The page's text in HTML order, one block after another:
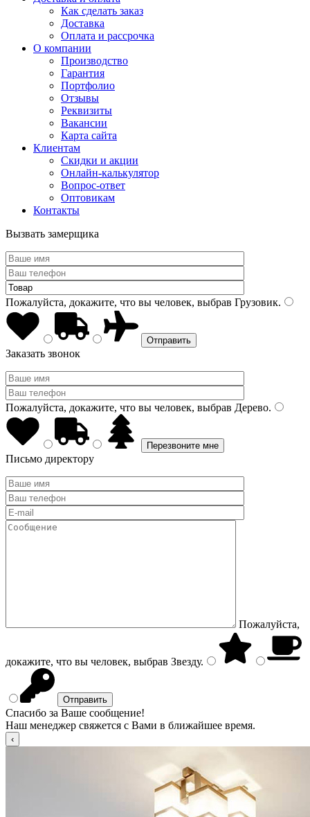
Как сделать заказ
Доставка
Оплата и рассрочка
О компании
Производство
Гарантия
Портфолио
Отзывы
Реквизиты
Вакансии
Карта сайта
Клиентам
Скидки и акции
Онлайн-калькулятор
Вопрос-ответ
Оптовикам
Контакты
Вызвать замерщика
Пожалуйста, докажите, что вы человек, выбрав Грузовик.
Заказать звонок
Пожалуйста, докажите, что вы человек, выбрав Дерево.
Письмо директору
Пожалуйста,
докажите, что вы человек, выбрав Звезду.
Спасибо за Ваше сообщение!
Наш менеджер свяжется с Вами в ближайшее время.